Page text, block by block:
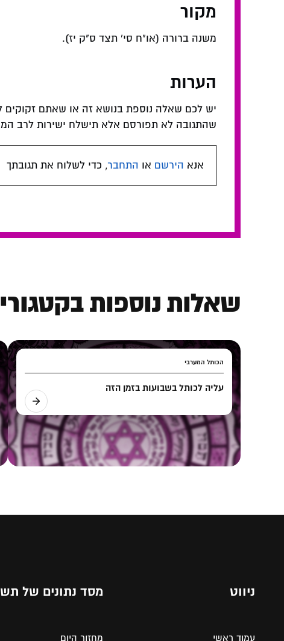
מקור
משנה ברורה (או"ח סי' תצד ס"ק יז).
הערות
יש לכם שאלה נוספת בנושא זה או שאתם
שהתגובה לא תפורסם אלא תישלח ישירות לרב
אנא הירשם או התחבר, כדי לשלוח את תגובתך
שאלות נוספות
הכותל המערבי
עליה לכותל בשבועות בזמן הזה
ניווט
עמוד ראשי
מסד נתונים של
מחזור היום